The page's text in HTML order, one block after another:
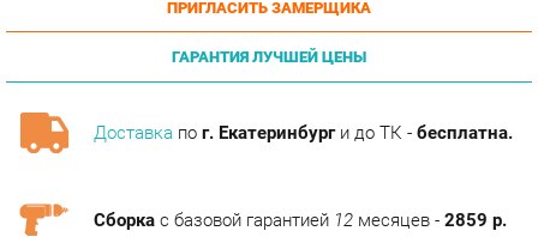
ГАРАНТИЯ ЛУЧШЕЙ ЦЕНЫ
Доставкапог. Екатеринбурги до ТК -бесплатна.